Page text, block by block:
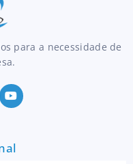
para a necessidade de